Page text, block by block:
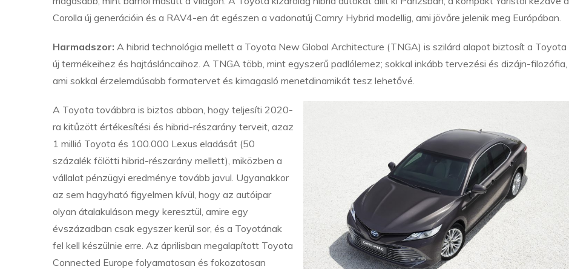
Corolla új generációin és a RAV4-en át egészen a vadonatúj Camry Hybrid modellig, ami jövőre jelenik meg Európában.
Harmadszor: A hibrid technológia mellett a Toyota New Global Architecture (TNGA) is szilárd alapot biztosít a Toyota
új termékeihez és hajtásláncaihoz. A TNGA több, mint egyszerű padlólemez; sokkal inkább tervezési és dizájn-filozófia,
ami sokkal érzelemdúsabb formatervet és kimagasló menetdinamikát tesz lehetővé.
A Toyota továbbra is biztos abban, hogy teljesíti 2020-
ra kitűzött értékesítési és hibrid-részarány terveit, azaz
1 millió Toyota és 100.000 Lexus eladását (50
százalék fölötti hibrid-részarány mellett), miközben a
vállalat pénzügyi eredménye tovább javul. Ugyanakkor
az sem hagyható figyelmen kívül, hogy az autóipar
olyan átalakuláson megy keresztül, amire egy
évszázadban csak egyszer kerül sor, és a Toyotának
fel kell készülnie erre. Az áprilisban megalapított Toyota
Connected Europe folyamatosan és fokozatosan